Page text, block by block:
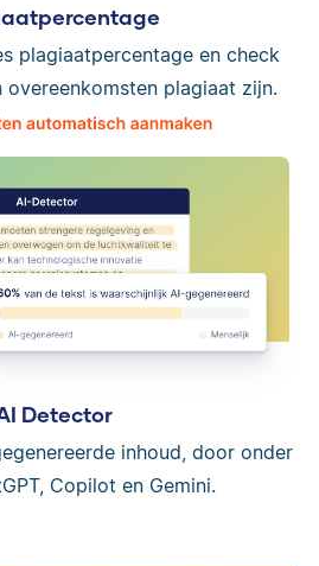
plagiaatpercentage en check
plagiaat zijn.
Detector
inhoud, door onder
Copilot en Gemini.